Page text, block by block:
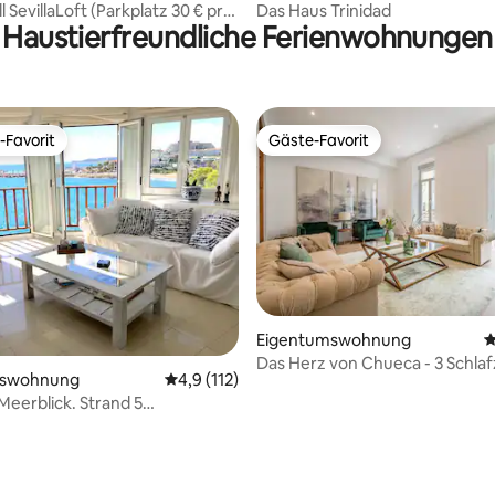
SevillaLoft (Parkplatz 30 € pro
Das Haus Trinidad
Haustierfreundliche Ferienwohnungen
Favorit.
Favorit
Durchschnittliche Bewertung: 4,9 von 5,
4,9 (112)
Strand 5
Gäste-Favorit
Gäste-Favorit
Eigentumswohnung
Das Herz von Chueca - 3